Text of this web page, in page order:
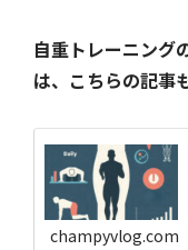
自重トレーニング
は、こちらの記事
champyvlog.com